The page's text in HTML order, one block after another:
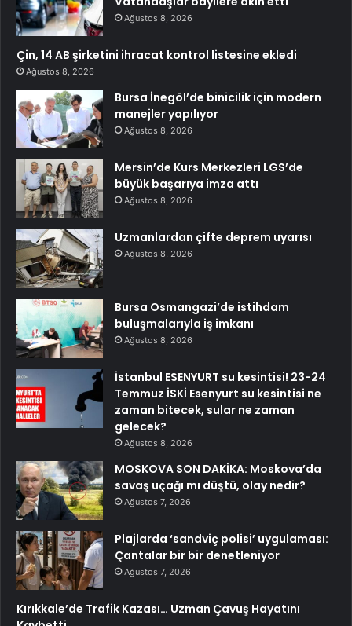
Ağustos 8, 2026
Çin, 14 AB şirketini ihracat kontrol listesine ekledi
Ağustos 8, 2026
Bursa İnegöl’de binicilik için modern
manejler yapılıyor
Ağustos 8, 2026
Mersin’de Kurs Merkezleri LGS’de
büyük başarıya imza attı
Ağustos 8, 2026
Uzmanlardan çifte deprem uyarısı
Ağustos 8, 2026
Bursa Osmangazi’de istihdam
buluşmalarıyla iş imkanı
Ağustos 8, 2026
İstanbul ESENYURT su kesintisi! 23-24
Temmuz İSKİ Esenyurt su kesintisi ne
zaman bitecek, sular ne zaman
gelecek?
Ağustos 8, 2026
MOSKOVA SON DAKİKA: Moskova’da
savaş uçağı mı düştü, olay nedir?
Ağustos 7, 2026
Plajlarda ‘sandviç polisi’ uygulaması:
Çantalar bir bir denetleniyor
Ağustos 7, 2026
Kırıkkale’de Trafik Kazası… Uzman Çavuş Hayatını